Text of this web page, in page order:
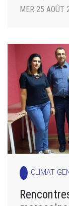
MER 25 AOÛT
CLIMAT